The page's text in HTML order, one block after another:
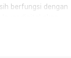
berfungsi dengan
sumber